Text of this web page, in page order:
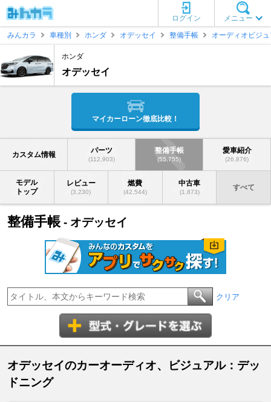
メニュー
ログイン
みんカラ
車種別 ホンダ オデッセイ 整備手帳 オーディオビジ
ホンダ
オデッセイ
マイカーローン徹底比較！
カスタム情報 パーツ
(112,903)
整備手帳
(55,755)
愛車紹介
(26,876)
モデル
トップ
レビュー
(3,230)
燃費
(42,544)
中古車
(1,873)
すべて
整備手帳 - オデッセイ
クリア
オデッセイのカーオーディオ、ビジュアル：デッ
ドニング